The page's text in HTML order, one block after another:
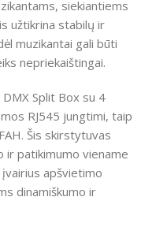
siekiantiems
užtikrina stabilų ir
muzikantai gali būti
nepriekaištingai.
Split Box su 4
RJ545 jungtimi, taip
Šis skirstytuvas
ir patikimumo viename
apšvietimo
dinamiškumo ir